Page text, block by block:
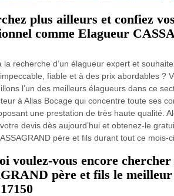
plus ailleurs et confiez
comme Elagueur
la recherche d’un élagueur expert et
fiable et à des prix abordables ?
l’un des meilleurs élagueurs dans ce
à Allas Bocage qui concentre toute ses
une prestation de très haute qualité.
devis dès aujourd’hui et obtenez-le
père et fils durant tout ce mois-
voulez-vous encore
père et fils le